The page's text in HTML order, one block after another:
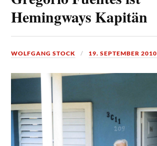
Hemingways Kapitän
WOLFGANG STOCK 19. SEPTEMBER 2010